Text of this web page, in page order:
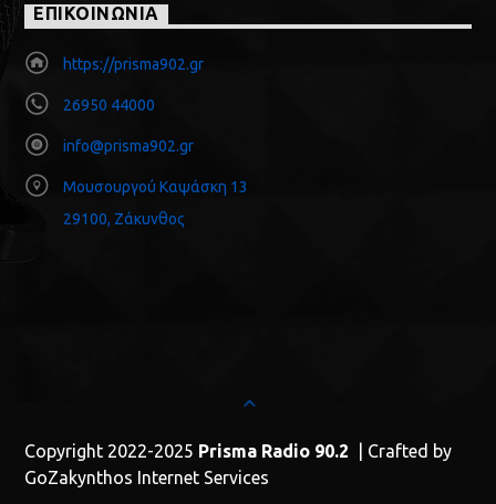
ΕΠΙΚΟΙΝΩΝΙΑ
https://prisma902.gr
26950 44000
info@prisma902.gr
Μουσουργού Καψάσκη 13
29100, Ζάκυνθος
Copyright 2022-2025 Prisma Radio 90.2 | Crafted by
GoZakynthos Internet Services